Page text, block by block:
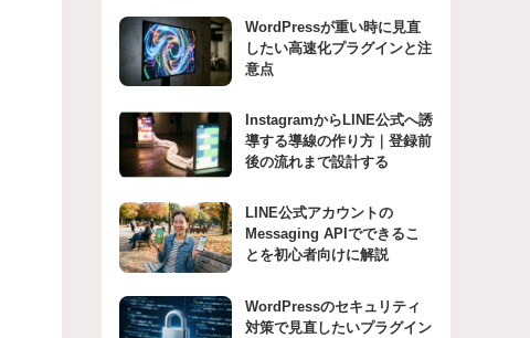
WordPressが重い時に見直
したい高速化プラグインと注
意点
InstagramからLINE公式へ誘
導する導線の作り方｜登録前
後の流れまで設計する
LINE公式アカウントの
Messaging APIでできるこ
とを初心者向けに解説
WordPressのセキュリティ
対策で見直したいプラグイン